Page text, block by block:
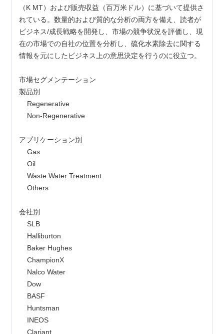
（K MT）および販売収益（百万米ドル）に基づいて提供さ
れている。数量的および質的な分析の両方を備え、読者が
ビジネス/成長戦略を開発し、市場の競争状況を評価し、現
在の市場での自社の位置を分析し、硫化水素除去に関する
情報を元にしたビジネス上の意思決定を行うのに役立つ。
市場セグメンテーション
製品別
    Regenerative
    Non-Regenerative
アプリケーション別
    Gas
    Oil
    Waste Water Treatment
    Others
会社別
    SLB
    Halliburton
    Baker Hughes
    ChampionX
    Nalco Water
    Dow
    BASF
    Huntsman
    INEOS
    Clariant